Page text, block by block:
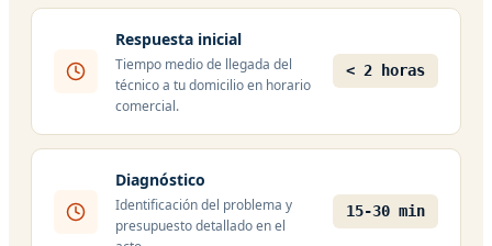
Respuesta inicial
Tiempo medio de llegada del
técnico a tu domicilio en horario
comercial.
< 2 horas
Diagnóstico
Identificación del problema y
presupuesto detallado en el
15-30 min